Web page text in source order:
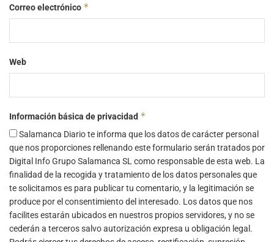
Correo electrónico *
Web
Información básica de privacidad *
Salamanca Diario te informa que los datos de carácter personal
que nos proporciones rellenando este formulario serán tratados por
Digital Info Grupo Salamanca SL como responsable de esta web. La
finalidad de la recogida y tratamiento de los datos personales que
te solicitamos es para publicar tu comentario, y la legitimación se
produce por el consentimiento del interesado. Los datos que nos
facilites estarán ubicados en nuestros propios servidores, y no se
cederán a terceros salvo autorización expresa u obligación legal.